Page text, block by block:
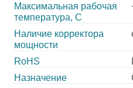
Максимальная рабочая
температура, C
Наличие корректора
мощности
RoHS
Назначение